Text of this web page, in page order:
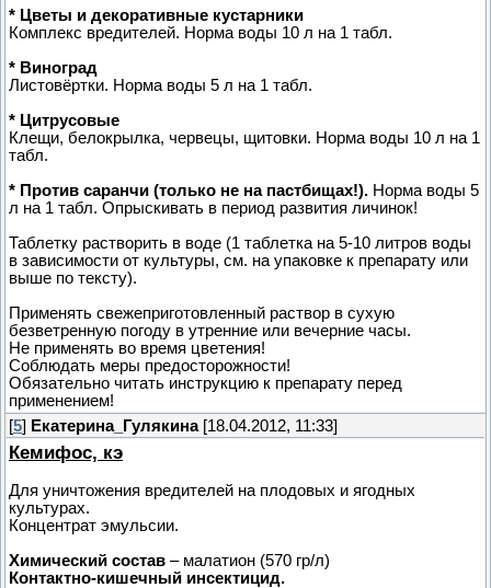
* Цветы и декоративные кустарники
Комплекс вредителей. Норма воды 10 л на 1 табл.
* Виноград
Листовёртки. Норма воды 5 л на 1 табл.
* Цитрусовые
Клещи, белокрылка, червецы, щитовки. Норма воды 10 л на 1
табл.
* Против саранчи (только не на пастбищах!). Норма воды 5
л на 1 табл. Опрыскивать в период развития личинок!
Таблетку растворить в воде (1 таблетка на 5-10 литров воды
в зависимости от культуры, см. на упаковке к препарату или
выше по тексту).
Применять свежеприготовленный раствор в сухую
безветренную погоду в утренние или вечерние часы.
Не применять во время цветения!
Соблюдать меры предосторожности!
Обязательно читать инструкцию к препарату перед
применением!
[5] Екатерина_Гулякина[18.04.2012, 11:33]
Кемифос, кэ
Для уничтожения вредителей на плодовых и ягодных
культурах.
Концентрат эмульсии.
Химический состав – малатион (570 гр/л)
Контактно-кишечный инсектицид.